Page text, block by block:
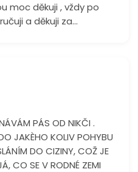
moc děkuji , vždy po
a děkuji za...
PÁS OD NIKČI .
JAKÈHO KOLIV POHYBU
DO CIZINY, COŽ JE
CO SE V RODNÉ ZEMI